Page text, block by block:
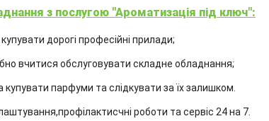
LANCOME «LA
NUIT MUSC DIAMANT»
:100 мл
чистоти
:з французькою
з послугою "Ароматизація під ключ":
дорогі професійні прилади;
вчитися обслуговувати складне обладнання;
купувати парфуми та слідкувати за їх залишком.
роботи та сервіс 24 на 7.